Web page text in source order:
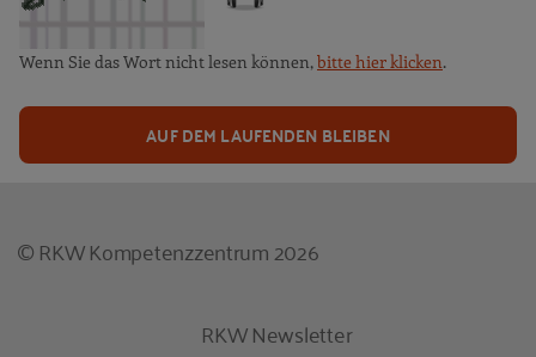
Wenn Sie das Wort nicht lesen können, bitte hier klicken.
AUF DEM LAUFENDEN BLEIBEN
© RKW Kompetenzzentrum 2026
RKW Newsletter